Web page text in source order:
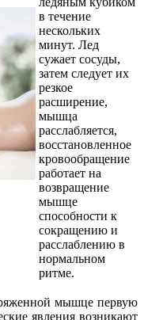
в течение
нескольких
минут. Лед
сужает сосуды,
затем следует их
резкое
расширение,
мышца
расслабляется,
восстановленное
кровообращение
работает на
возвращение
мышце
способности к
сокращению и
расслаблению в
нормальном
ритме.
мышце первую
явления возникают